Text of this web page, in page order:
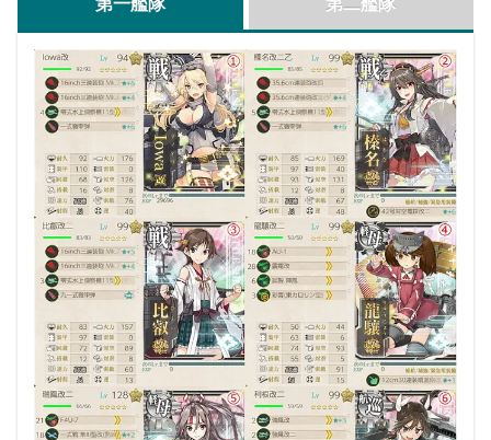
概要 2戦目：通常
敵陣形 単縦陣/複縦陣/梯形陣
備考
概要 潜水（ルート短縮ギミック解除済みなら回避）
敵陣形 梯形陣
備考 短縮していない場合はここを通過します
概要 3戦目：通常
敵陣形 輪形陣
備考 輪形陣なのでレ級はそれ程こわくない
概要 4戦目：ボス
敵陣形 第三
備考
概要 4戦目：ボス（最終）
敵陣形 第三
備考